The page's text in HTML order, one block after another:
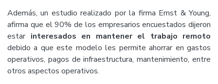
Además, un estudio realizado por la firma Ernst & Young,
afirma que el 90% de los empresarios encuestados dijeron
estar interesados en mantener el trabajo remoto
debido a que este modelo les permite ahorrar en gastos
operativos, pagos de infraestructura, mantenimiento, entre
otros aspectos operativos.